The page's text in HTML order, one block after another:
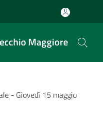
Maggiore
- Giovedì 15 maggio